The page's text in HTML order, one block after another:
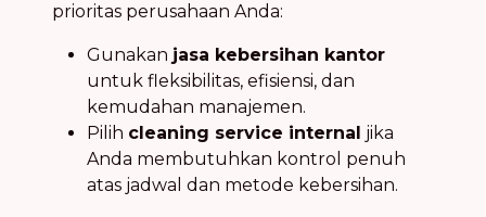
prioritas perusahaan Anda:
Gunakan jasa kebersihan kantor
untuk fleksibilitas, efisiensi, dan
kemudahan manajemen.
Pilih cleaning service internal jika
Anda membutuhkan kontrol penuh
atas jadwal dan metode kebersihan.